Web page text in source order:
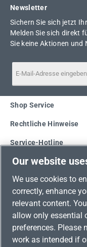
Newsletter
Sichern Sie sich jetzt
Melden Sie sich direkt
Sie keine Aktionen und
Service-Hotline
Shop Service
Rechtliche Hinweise
Unsere Vorteile
Versandarten
Zahlungsarten
Adresse
Umweltschutz &
Our website
We use cookies to
correctly, enhance
relevant content.
allow only essential
preferences. Please
work as intended if